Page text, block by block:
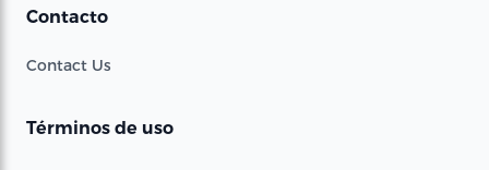
Contacto
Contact Us
Términos de uso